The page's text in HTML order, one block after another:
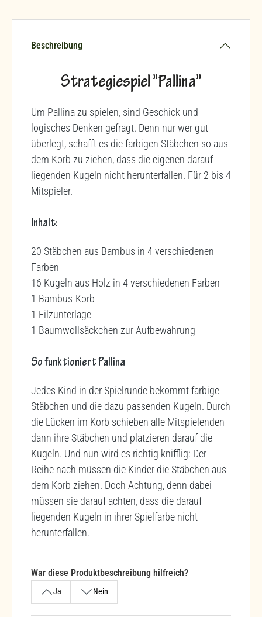
Beschreibung
Strategiespiel "Pallina"
Um Pallina zu spielen, sind Geschick und
logisches Denken gefragt. Denn nur wer gut
überlegt, schafft es die farbigen Stäbchen so aus
dem Korb zu ziehen, dass die eigenen darauf
liegenden Kugeln nicht herunterfallen. Für 2 bis 4
Mitspieler.
Inhalt:
20 Stäbchen aus Bambus in 4 verschiedenen
Farben
16 Kugeln aus Holz in 4 verschiedenen Farben
1 Bambus-Korb
1 Filzunterlage
1 Baumwollsäckchen zur Aufbewahrung
So funktioniert Pallina
Jedes Kind in der Spielrunde bekommt farbige
Stäbchen und die dazu passenden Kugeln. Durch
die Lücken im Korb schieben alle Mitspielenden
dann ihre Stäbchen und platzieren darauf die
Kugeln. Und nun wird es richtig knifflig: Der
Reihe nach müssen die Kinder die Stäbchen aus
dem Korb ziehen. Doch Achtung, denn dabei
müssen sie darauf achten, dass die darauf
liegenden Kugeln in ihrer Spielfarbe nicht
herunterfallen.
War diese Produktbeschreibung hilfreich?
Ja Nein